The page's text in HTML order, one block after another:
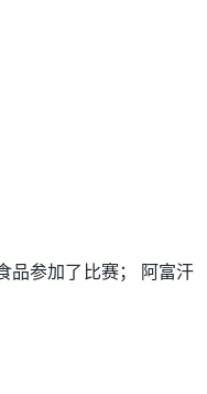
品参加了比赛； 阿富汗